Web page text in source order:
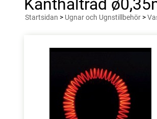
Kanthaltråd
Startsidan > Ugnar och Ugnstillbehör >